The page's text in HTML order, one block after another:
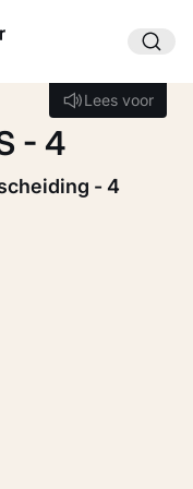
Lees voor
Lees voor
- 4
- 4